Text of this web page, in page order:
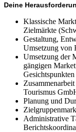
Deine
Klassische
Zielmärkte
Gestaltung,
Umsetzung von
Umsetzung der
gängigen
Gesichtspunkten
Tourismus
Planung und
Administrative